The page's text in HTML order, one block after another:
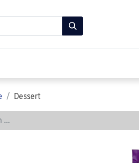
Dessert